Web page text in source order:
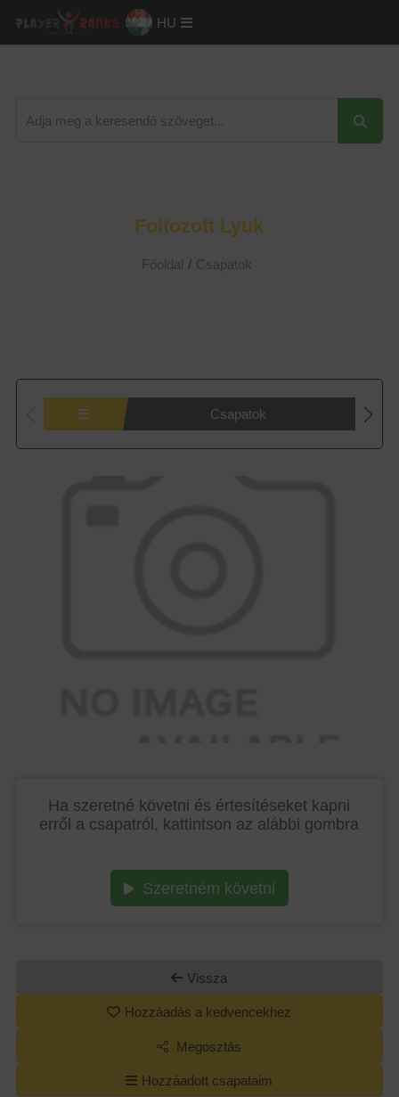
HU
Foltozott Lyuk
Főoldal / Csapatok
Csapatok
Ha szeretné követni és értesítéseket kapni
erről a csapatról, kattintson az alábbi gombra
Szeretném követni
Vissza
Hozzáadás a kedvencekhez
Megosztás
Hozzáadott csapataim